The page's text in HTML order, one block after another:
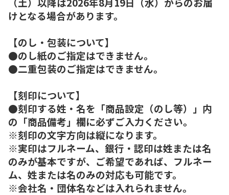
けとなる場合があります。
【のし・包装について】
●のし紙のご指定はできません。
●二重包装のご指定はできません。
【刻印について】
●刻印する姓・名を「商品設定（のし等）」内
の「商品備考」欄に必ずご入力ください。
※刻印の文字方向は縦になります。
※実印はフルネーム、銀行・認印は姓または名
のみが基本ですが、ご希望であれば、フルネー
ム、姓または名のみの対応も可能です。
※会社名・団体名などは入れられません。